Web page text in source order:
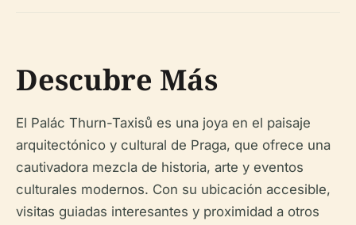
Descubre Más
El Palác Thurn-Taxisů es una joya en el paisaje
arquitectónico y cultural de Praga, que ofrece una
cautivadora mezcla de historia, arte y eventos
culturales modernos. Con su ubicación accesible,
visitas guiadas interesantes y proximidad a otros